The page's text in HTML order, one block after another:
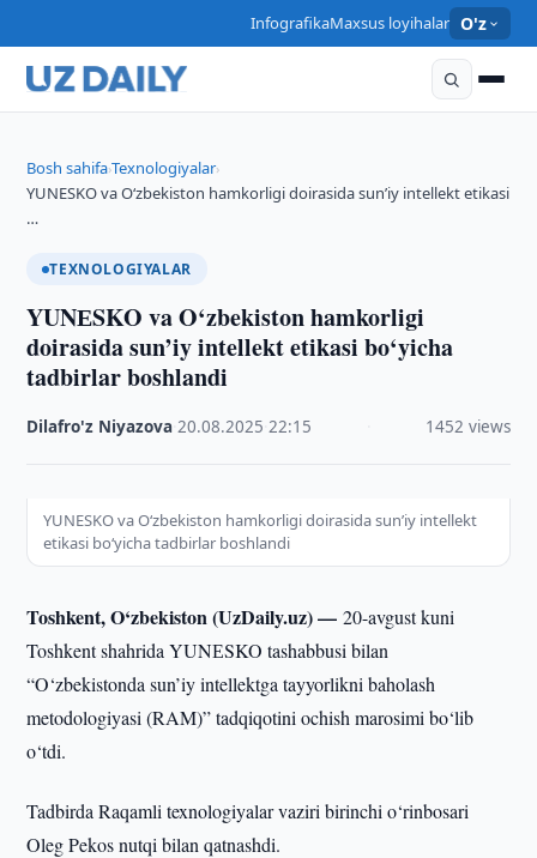
InfografikaMaxsus loyihalar O'z
Bosh sahifa›Texnologiyalar›
YUNЕSKO va O‘zbekiston hamkorligi doirasida sun’iy intellekt etikasi
…
TEXNOLOGIYALAR
YUNЕSKO va O‘zbekiston hamkorligi
doirasida sun’iy intellekt etikasi bo‘yicha
tadbirlar boshlandi
Dilafro'z Niyazova ·20.08.2025 ·22:15 1452 views
YUNЕSKO va O‘zbekiston hamkorligi doirasida sun’iy intellekt
etikasi bo‘yicha tadbirlar boshlandi
Toshkent, O‘zbekiston (UzDaily.uz) —20-avgust kuni
Toshkent shahrida YUNЕSKO tashabbusi bilan
“O‘zbekistonda sun’iy intellektga tayyorlikni baholash
metodologiyasi (RAM)” tadqiqotini ochish marosimi bo‘lib
o‘tdi.
Tadbirda Raqamli texnologiyalar vaziri birinchi o‘rinbosari
Oleg Pekos nutqi bilan qatnashdi.